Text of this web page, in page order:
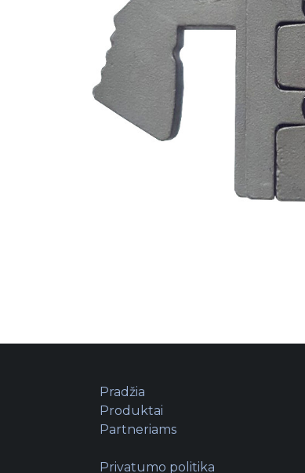
Pradžia
Produktai
Partneriams
Privatumo politika